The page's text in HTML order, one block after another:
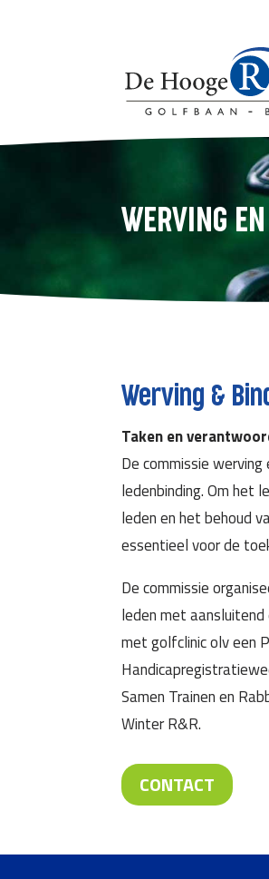
WERVING
Werving &
Taken en
De commissie
ledenbinding. Om het
leden en het behoud
essentieel voor de
De commissie
leden met
met golfclinic olv een
Samen Trainen en
Winter R&R.
CONTACT